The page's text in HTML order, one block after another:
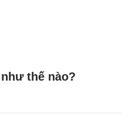
thế nào?